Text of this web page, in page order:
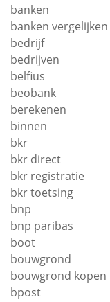
banken
banken vergelijken
bedrijf
bedrijven
belfius
beobank
berekenen
binnen
bkr
bkr direct
bkr registratie
bkr toetsing
bnp
bnp paribas
boot
bouwgrond
bouwgrond kopen
bpost